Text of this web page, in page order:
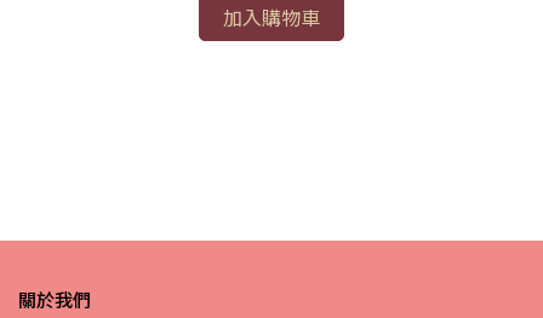
加入購物車
關於我們